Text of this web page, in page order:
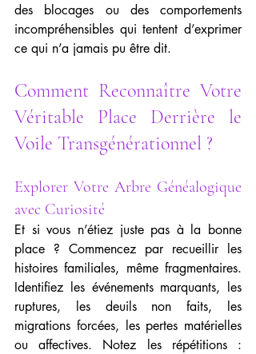
des blocages ou des comportements
incompréhensibles qui tentent d’exprimer
ce qui n’a jamais pu être dit.
Comment Reconnaître Votre
Véritable Place Derrière le
Voile Transgénérationnel ?
Explorer Votre Arbre Généalogique
avec Curiosité
Et si vous n’étiez juste pas à la bonne
place ? Commencez par recueillir les
histoires familiales, même fragmentaires.
Identifiez les événements marquants, les
ruptures, les deuils non faits, les
migrations forcées, les pertes matérielles
ou affectives. Notez les répétitions :